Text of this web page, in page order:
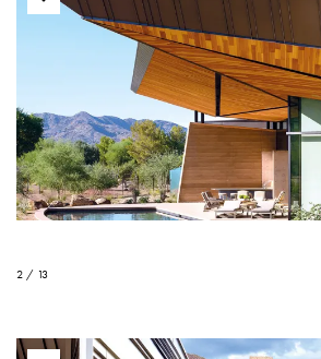
2 / 13